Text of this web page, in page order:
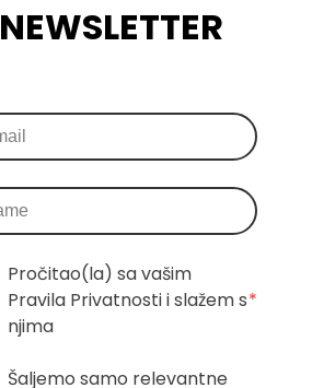
NEWSLETTER
Pročitao(la) sa vašim
Pravila Privatnosti i slažem s
njima
*
Šaljemo samo relevantne